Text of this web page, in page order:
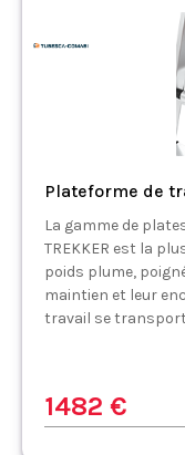
Plateforme de
La gamme de
TREKKER est la
poids plume,
maintien et leur
travail se
1482 €